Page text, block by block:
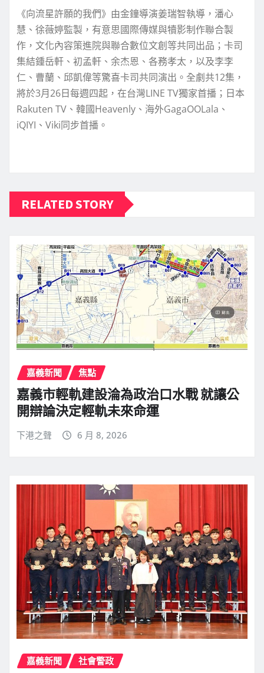
《向流星許願的我們》由金鐘導演姜瑞智執導，潘心
慧、徐薇婷監製，有意思國際傳媒與犢影制作聯合製
作，文化內容策進院與聯合數位文創等共同出品；卡司
集結鍾岳軒、初孟軒、余杰恩、各務孝太，以及李李
仁、曹蘭、邱凱偉等驚喜卡司共同演出。全劇共12集，
將於3月26日每週四起，在台灣LINE TV獨家首播；日本
Rakuten TV、韓國Heavenly、海外GagaOOLala、
iQIYI、Viki同步首播。
RELATED STORY
嘉義新聞 焦點
嘉義市輕軌建設淪為政治口水戰 就讓公
開辯論決定輕軌未來命運
下港之聲 6 月 8, 2026
嘉義新聞 社會警政